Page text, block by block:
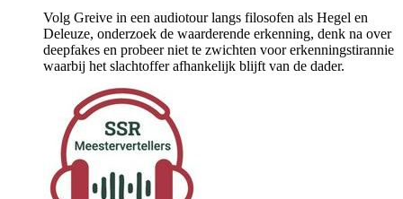
Volg Greive in een audiotour langs filosofen als Hegel en
Deleuze, onderzoek de waarderende erkenning, denk na over
deepfakes en probeer niet te zwichten voor erkenningstirannie
waarbij het slachtoffer afhankelijk blijft van de dader.